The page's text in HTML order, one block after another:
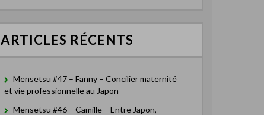
h
ARTICLES RÉCENTS
Mensetsu #47 – Fanny – Concilier maternité
et vie professionnelle au Japon
Mensetsu #46 – Camille – Entre Japon,